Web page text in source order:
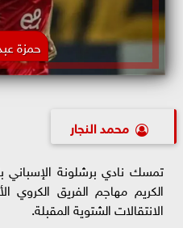
حمزة
محمد النجار
تمسك نادي برشلونة
الكريم مهاجم الفريق الكروي
الانتقالات الشتوية المقبلة.